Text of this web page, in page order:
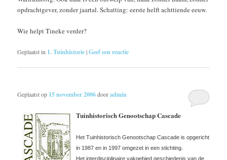
opdrachtgever, zonder jaartal. Schatting: eerste helft achttiende eeuw.
Wie helpt Tineke verder?
Geplaatst in 1. Tuinhistorie|Geef een reactie
Geplaatst op 15 november 2006dooradmin
Tuinhistorisch Genootschap Cascade
Het Tuinhistorisch Genootschap Cascade is opgericht
in 1987 en in 1997 omgezet in een stichting.
Het interdisciplinaire vakgebied geschiedenis van de